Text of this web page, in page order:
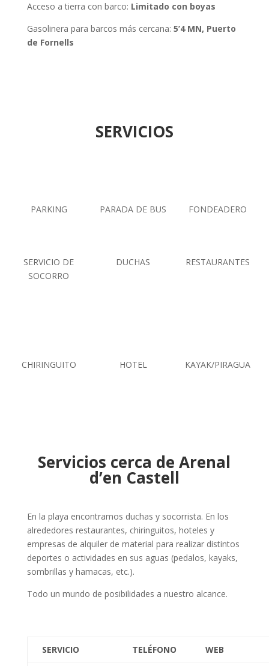
Acceso a tierra con barco: Limitado con boyas
Gasolinera para barcos más cercana: 5’4 MN, Puerto
de Fornells
SERVICIOS
PARKING PARADA DE BUS FONDEADERO
SERVICIO DE
SOCORRO
DUCHAS RESTAURANTES
CHIRINGUITO HOTEL KAYAK/PIRAGUA
Servicios cerca de Arenal
d’en Castell
En la playa encontramos duchas y socorrista. En los
alrededores restaurantes, chiringuitos, hoteles y
empresas de alquiler de material para realizar distintos
deportes o actividades en sus aguas (pedalos, kayaks,
sombrillas y hamacas, etc.).
Todo un mundo de posibilidades a nuestro alcance.
SERVICIO TELÉFONO WEB